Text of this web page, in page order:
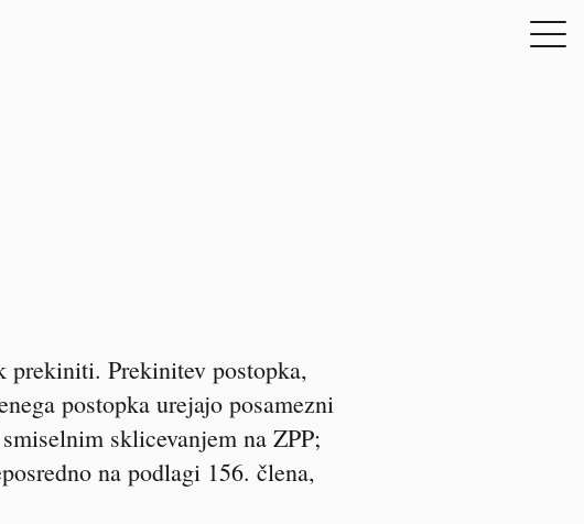
prekiniti. Prekinitev postopka,
postopka urejajo posamezni
sklicevanjem na ZPP;
na podlagi 156. člena,